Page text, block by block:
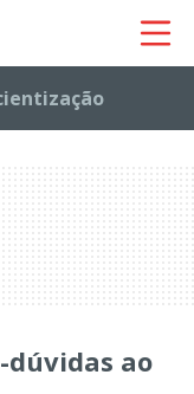
dúvidas ao